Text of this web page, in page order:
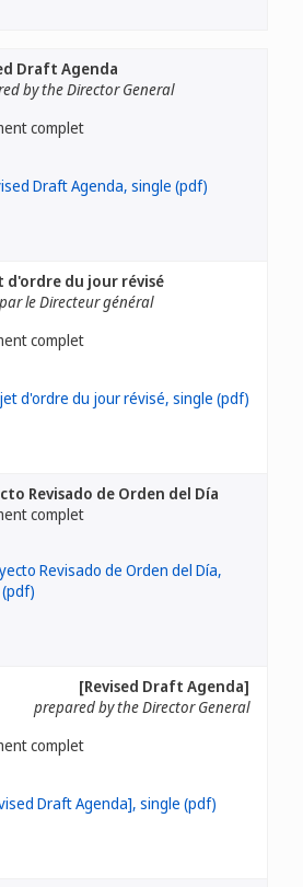
Draft Agenda
by the Director General
complet
d'ordre du jour révisé
le Directeur général
complet
Revisado de Orden del Día
complet
[Revised Draft Agenda]
prepared by the Director General
complet